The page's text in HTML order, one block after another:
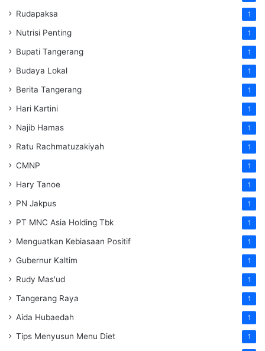
Rudapaksa 1
Nutrisi Penting 1
Bupati Tangerang 1
Budaya Lokal 1
Berita Tangerang 1
Hari Kartini 1
Najib Hamas 1
Ratu Rachmatuzakiyah 1
CMNP 1
Hary Tanoe 1
PN Jakpus 1
PT MNC Asia Holding Tbk 1
Menguatkan Kebiasaan Positif 1
Gubernur Kaltim 1
Rudy Mas'ud 1
Tangerang Raya 1
Aida Hubaedah 1
Tips Menyusun Menu Diet 1